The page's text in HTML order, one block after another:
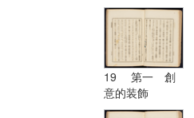
19 第一 創
意的装飾